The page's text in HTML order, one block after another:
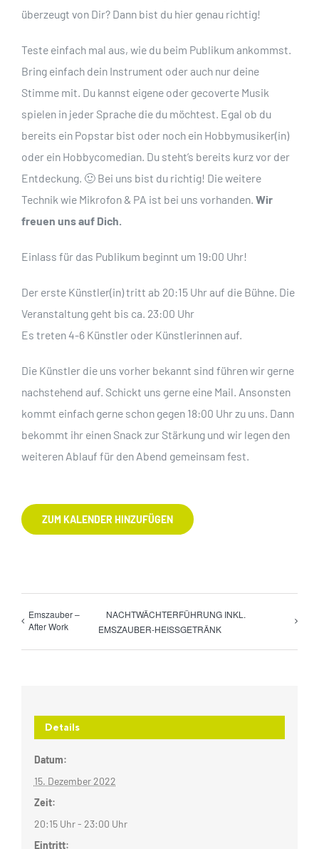
überzeugt von Dir? Dann bist du hier genau richtig!
Teste einfach mal aus, wie du beim Publikum ankommst.
Bring einfach dein Instrument oder auch nur deine
Stimme mit. Du kannst eigene oder gecoverte Musik
spielen in jeder Sprache die du möchtest. Egal ob du
bereits ein Popstar bist oder noch ein Hobbymusiker(in)
oder ein Hobbycomedian. Du steht’s bereits kurz vor der
Entdeckung. 🙂 Bei uns bist du richtig! Die weitere
Technik wie Mikrofon & PA ist bei uns vorhanden. Wir
freuen uns auf Dich.
Einlass für das Publikum beginnt um 19:00 Uhr!
Der erste Künstler(in) tritt ab 20:15 Uhr auf die Bühne. Die
Veranstaltung geht bis ca. 23:00 Uhr
Es treten 4-6 Künstler oder Künstlerinnen auf.
Die Künstler die uns vorher bekannt sind führen wir gerne
nachstehend auf. Schickt uns gerne eine Mail. Ansonsten
kommt einfach gerne schon gegen 18:00 Uhr zu uns. Dann
bekommt ihr einen Snack zur Stärkung und wir legen den
weiteren Ablauf für den Abend gemeinsam fest.
ZUM KALENDER HINZUFÜGEN
Emszauber –
After Work
NACHTWÄCHTERFÜHRUNG INKL.
EMSZAUBER-HEISSGETRÄNK
Details
Datum:
15. Dezember 2022
Zeit:
20:15 Uhr - 23:00 Uhr
Eintritt: